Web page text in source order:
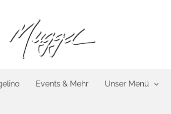
Events & Mehr Unser Menü